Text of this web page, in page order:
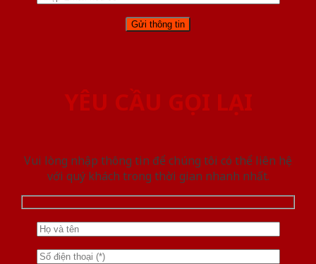
YÊU CẦU GỌI LẠI
Vui lòng nhập thông tin để chúng tôi có thể liên hệ
với quý khách trong thời gian nhanh nhất.